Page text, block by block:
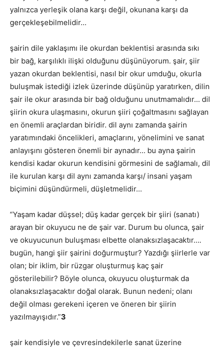
yalnızca yerleşik olana karşı değil, okunana karşı da
gerçekleşebilmelidir…
şairin dile yaklaşımı ile okurdan beklentisi arasında sıkı
bir bağ, karşılıklı ilişki olduğunu düşünüyorum. şair, şiir
yazan okurdan beklentisi, nasıl bir okur umduğu, okurla
buluşmak istediği izlek üzerinde düşünüp yaratırken, dilin
şair ile okur arasında bir bağ olduğunu unutmamalıdır… dil
şiirin okura ulaşmasını, okurun şiiri çoğaltmasını sağlayan
en önemli araçlardan biridir. dil aynı zamanda şairin
yaratımındaki öncelikleri, amaçlarını, yönelimini ve sanat
anlayışını gösteren önemli bir aynadır… bu ayna şairin
kendisi kadar okurun kendisini görmesini de sağlamalı, dil
ile kurulan karşı dil aynı zamanda karşı/ insani yaşam
biçimini düşündürmeli, düşletmelidir…
“Yaşam kadar düşsel; düş kadar gerçek bir şiiri (sanatı)
arayan bir okuyucu ne de şair var. Durum bu olunca, şair
ve okuyucunun buluşması elbette olanaksızlaşacaktır….
bugün, hangi şiir şairini doğurmuştur? Yazdığı şiirlerle var
olan; bir iklim, bir rüzgar oluşturmuş kaç şair
gösterilebilir? Böyle olunca, okuyucu oluşturmak da
olanaksızlaşacaktır doğal olarak. Bunun nedeni; olanı
değil olması gerekeni içeren ve öneren bir şiirin
yazılmayışıdır.”3
şair kendisiyle ve çevresindekilerle sanat üzerine